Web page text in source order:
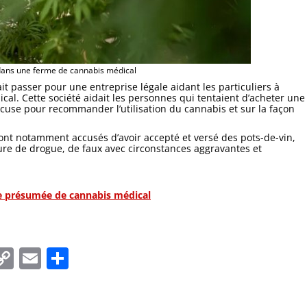
une ferme de cannabis médical
passer pour une entreprise légale aidant les particuliers à
Cette société aidait les personnes qui tentaient d’acheter une
pour recommander l’utilisation du cannabis et sur la façon
notamment accusés d’avoir accepté et versé des pots-de-vin,
de drogue, de faux avec circonstances aggravantes et
de cannabis médical
Copy
Link
Email